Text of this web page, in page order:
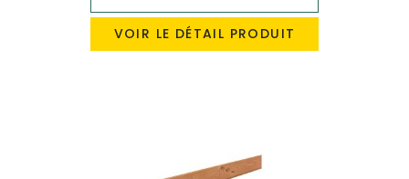
VOIR LE DÉTAIL PRODUIT